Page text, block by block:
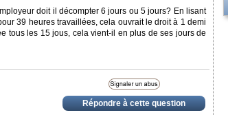
doit il décompter 6 jours ou 5 jours? En lisant
39 heures travaillées, cela ouvrait le droit à 1 demi
tous les 15 jous, cela vient-il en plus de ses jours de
Répondre à cette question